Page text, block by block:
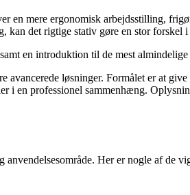
en mere ergonomisk arbejdsstilling,
kan det rigtige stativ gøre en stor forskel
en introduktion til de mest almindelige
løsninger. Formålet er at
i en professionel sammenhæng.
Her er nogle af de